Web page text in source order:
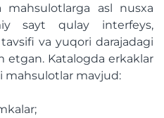
mahsulotlarga asl nusxa
sayt qulay interfeys,
va yuqori darajadagi
etgan. Katalogda erkaklar
mahsulotlar mavjud: